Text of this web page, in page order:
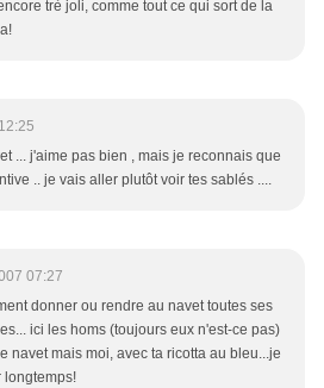
trè joli, comme tout ce qui sort de la
... j'aime pas bien , mais je reconnais que
.. je vais aller plutôt voir tes sablés ....
07:27
donner ou rendre au navet toutes ses
ici les homs (toujours eux n'est-ce pas)
navet mais moi, avec ta ricotta au bleu...je
longtemps!